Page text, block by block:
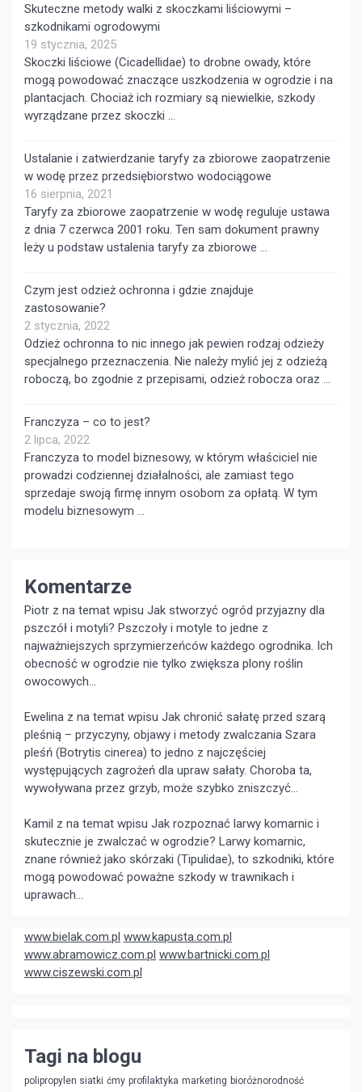
Skuteczne metody walki z skoczkami liściowymi –
szkodnikami ogrodowymi
19 stycznia, 2025
Skoczki liściowe (Cicadellidae) to drobne owady, które
mogą powodować znaczące uszkodzenia w ogrodzie i na
plantacjach. Chociaż ich rozmiary są niewielkie, szkody
wyrządzane przez skoczki …
Ustalanie i zatwierdzanie taryfy za zbiorowe zaopatrzenie
w wodę przez przedsiębiorstwo wodociągowe
16 sierpnia, 2021
Taryfy za zbiorowe zaopatrzenie w wodę reguluje ustawa
z dnia 7 czerwca 2001 roku. Ten sam dokument prawny
leży u podstaw ustalenia taryfy za zbiorowe …
Czym jest odzież ochronna i gdzie znajduje
zastosowanie?
2 stycznia, 2022
Odzież ochronna to nic innego jak pewien rodzaj odzieży
specjalnego przeznaczenia. Nie należy mylić jej z odzieżą
roboczą, bo zgodnie z przepisami, odzież robocza oraz …
Franczyza – co to jest?
2 lipca, 2022
Franczyza to model biznesowy, w którym właściciel nie
prowadzi codziennej działalności, ale zamiast tego
sprzedaje swoją firmę innym osobom za opłatą. W tym
modelu biznesowym …
Komentarze
Piotr z na temat wpisu Jak stworzyć ogród przyjazny dla
pszczół i motyli? Pszczoły i motyle to jedne z
najważniejszych sprzymierzeńców każdego ogrodnika. Ich
obecność w ogrodzie nie tylko zwiększa plony roślin
owocowych...
Ewelina z na temat wpisu Jak chronić sałatę przed szarą
pleśnią – przyczyny, objawy i metody zwalczania Szara
pleśń (Botrytis cinerea) to jedno z najczęściej
występujących zagrożeń dla upraw sałaty. Choroba ta,
wywoływana przez grzyb, może szybko zniszczyć...
Kamil z na temat wpisu Jak rozpoznać larwy komarnic i
skutecznie je zwalczać w ogrodzie? Larwy komarnic,
znane również jako skórzaki (Tipulidae), to szkodniki, które
mogą powodować poważne szkody w trawnikach i
uprawach...
www.bielak.com.pl www.kapusta.com.pl
www.abramowicz.com.pl www.bartnicki.com.pl
www.ciszewski.com.pl
Tagi na blogu
polipropylen siatki ćmy profilaktyka marketing bioróżnorodność